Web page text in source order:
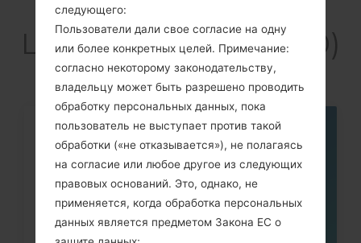
LGLC3200(LGLC3200)
МАЯ
следующего:
Пользователи дали свое согласие на одну
или более конкретных целей. Примечание:
согласно некоторому законодательству,
владельцу может быть разрешено проводить
обработку персональных данных, пока
пользователь не выступает против такой
обработки («не отказывается»), не полагаясь
на согласие или любое другое из следующих
правовых оснований. Это, однако, не
применяется, когда обработка персональных
данных является предметом Закона ЕС о